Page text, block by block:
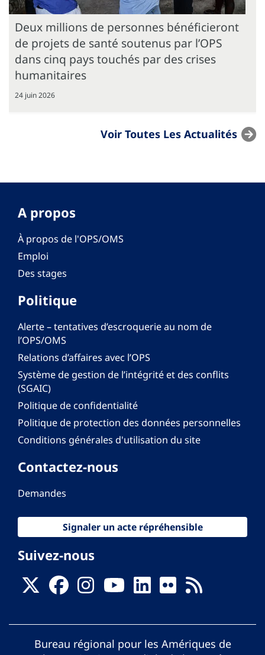
Deux millions de personnes bénéficieront
de projets de santé soutenus par l’OPS
dans cinq pays touchés par des crises
humanitaires
24 juin 2026
Voir Toutes Les Actualités
A propos
À propos de l'OPS/OMS
Emploi
Des stages
Politique
Alerte – tentatives d’escroquerie au nom de
l’OPS/OMS
Relations d’affaires avec l’OPS
Système de gestion de l’intégrité et des conflits
(SGAIC)
Politique de confidentialité
Politique de protection des données personnelles
Conditions générales d'utilisation du site
Contactez-nous
Demandes
Signaler un acte répréhensible
Suivez-nous
Bureau régional pour les Amériques de